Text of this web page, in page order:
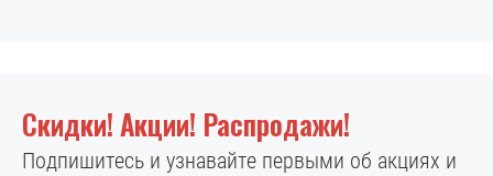
Скидки! Акции! Распродажи!
Подпишитесь и узнавайте первыми об акциях и